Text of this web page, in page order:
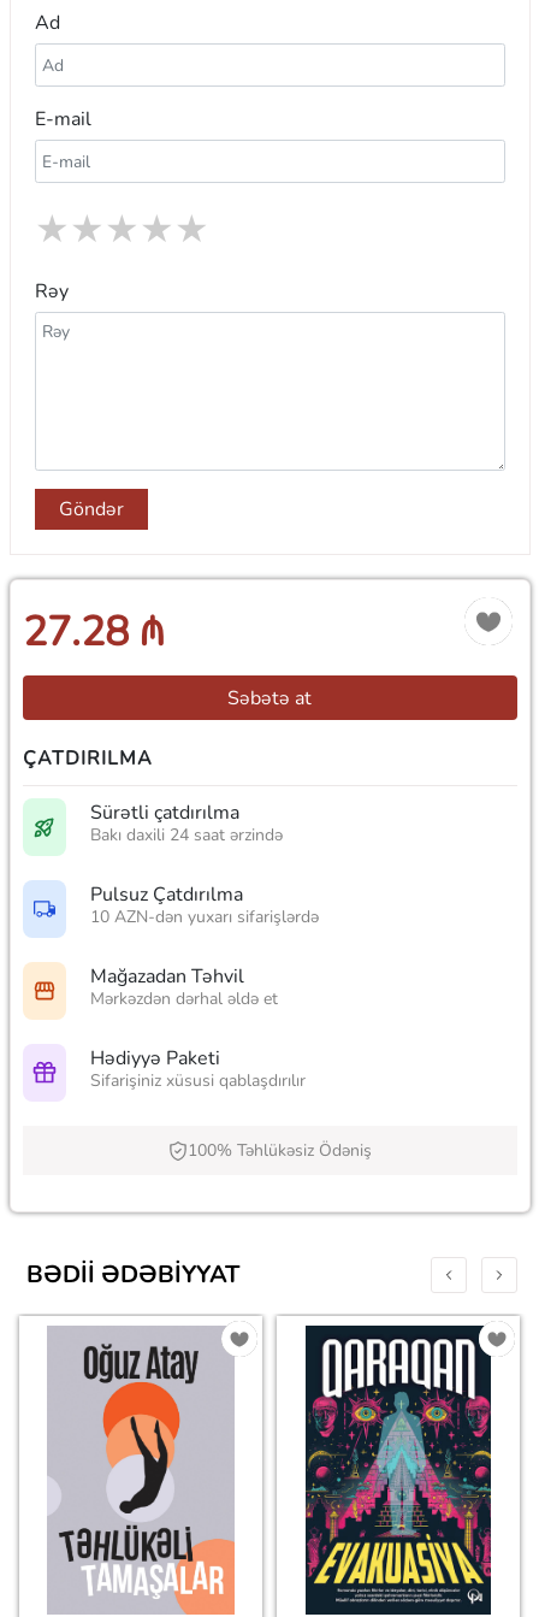
Ad
E-mail
★
★
★
★
★
Rəy
Göndər
27.28 ₼
Səbətə at
ÇATDIRILMA
Sürətli çatdırılma
Bakı daxili 24 saat ərzində
Pulsuz Çatdırılma
10 AZN-dən yuxarı sifarişlərdə
Mağazadan Təhvil
Mərkəzdən dərhal əldə et
Hədiyyə Paketi
Sifarişiniz xüsusi qablaşdırılır
100% Təhlükəsiz Ödəniş
BƏDII ƏDƏBIYYAT